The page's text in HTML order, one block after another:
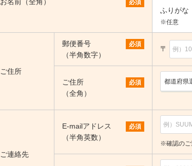
必須
ふりがな
※任意
ご住所
郵便番号
（半角数字）
必須
〒
ご住所
（全角）
必須
ご連絡先
E-mailアドレス
（半角英数）
必須
※確認のご